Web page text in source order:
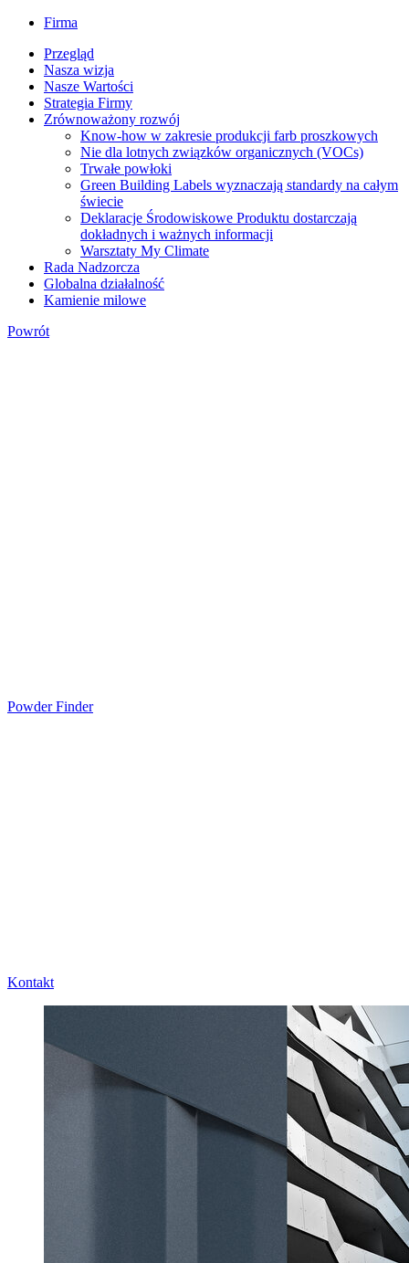
Firma
Przegląd
Nasza wizja
Nasze Wartości
Strategia Firmy
Zrównoważony rozwój
Know-how w zakresie produkcji farb proszkowych
Nie dla lotnych związków organicznych (VOCs)
Trwałe powłoki
Green Building Labels wyznaczają standardy na całym
świecie
Deklaracje Środowiskowe Produktu dostarczają
dokładnych i ważnych informacji
Warsztaty My Climate
Rada Nadzorcza
Globalna działalność
Kamienie milowe
Powrót
Powder Finder
Kontakt